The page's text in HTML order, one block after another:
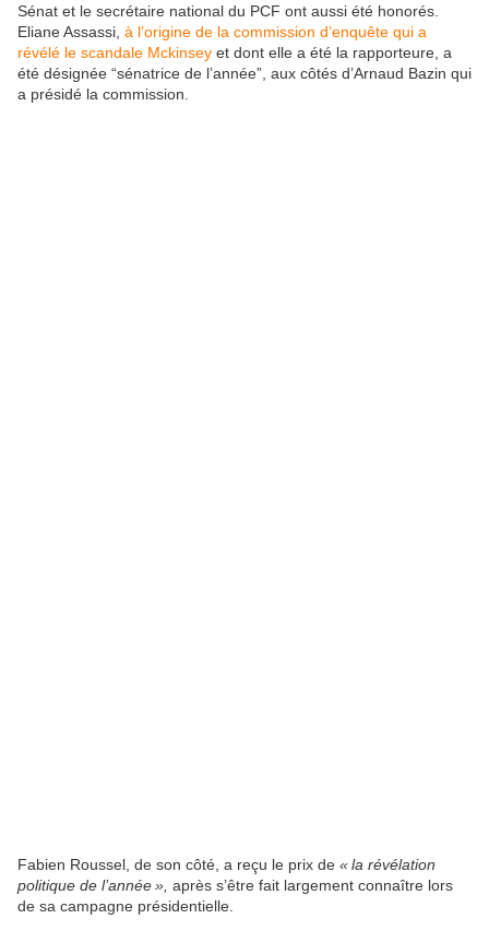
Sénat et le secrétaire national du PCF ont aussi été honorés.
Eliane Assassi, à l’origine de la commission d’enquête qui a
révélé le scandale Mckinsey et dont elle a été la rapporteure, a
été désignée “sénatrice de l’année”, aux côtés d’Arnaud Bazin qui
a présidé la commission.
Fabien Roussel, de son côté, a reçu le prix de « la révélation
politique de l’année », après s’être fait largement connaître lors
de sa campagne présidentielle.